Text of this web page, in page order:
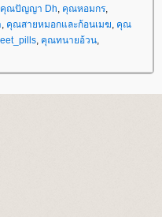
คุณปัญญา Dh, คุณหอมกร,
, คุณสายหมอกและก้อนเมฆ, คุณ
, คุณทนายอ้วน,